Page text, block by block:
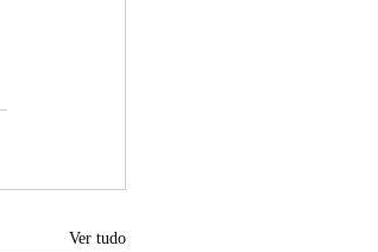
Ver tudo